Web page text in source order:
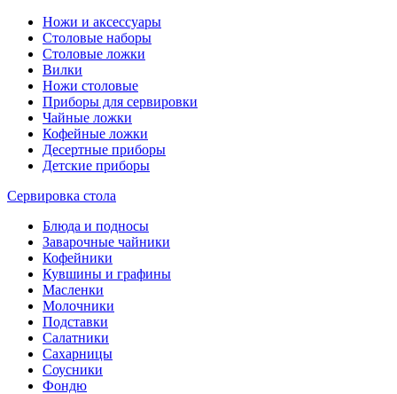
Ножи и аксессуары
Столовые наборы
Столовые ложки
Вилки
Ножи столовые
Приборы для сервировки
Чайные ложки
Кофейные ложки
Десертные приборы
Детские приборы
Сервировка стола
Блюда и подносы
Заварочные чайники
Кофейники
Кувшины и графины
Масленки
Молочники
Подставки
Салатники
Сахарницы
Соусники
Фондю